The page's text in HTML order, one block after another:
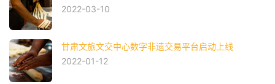
2022-03-10
甘肃文旅文交中心数字非遗交易平台启动上线
2022-01-12